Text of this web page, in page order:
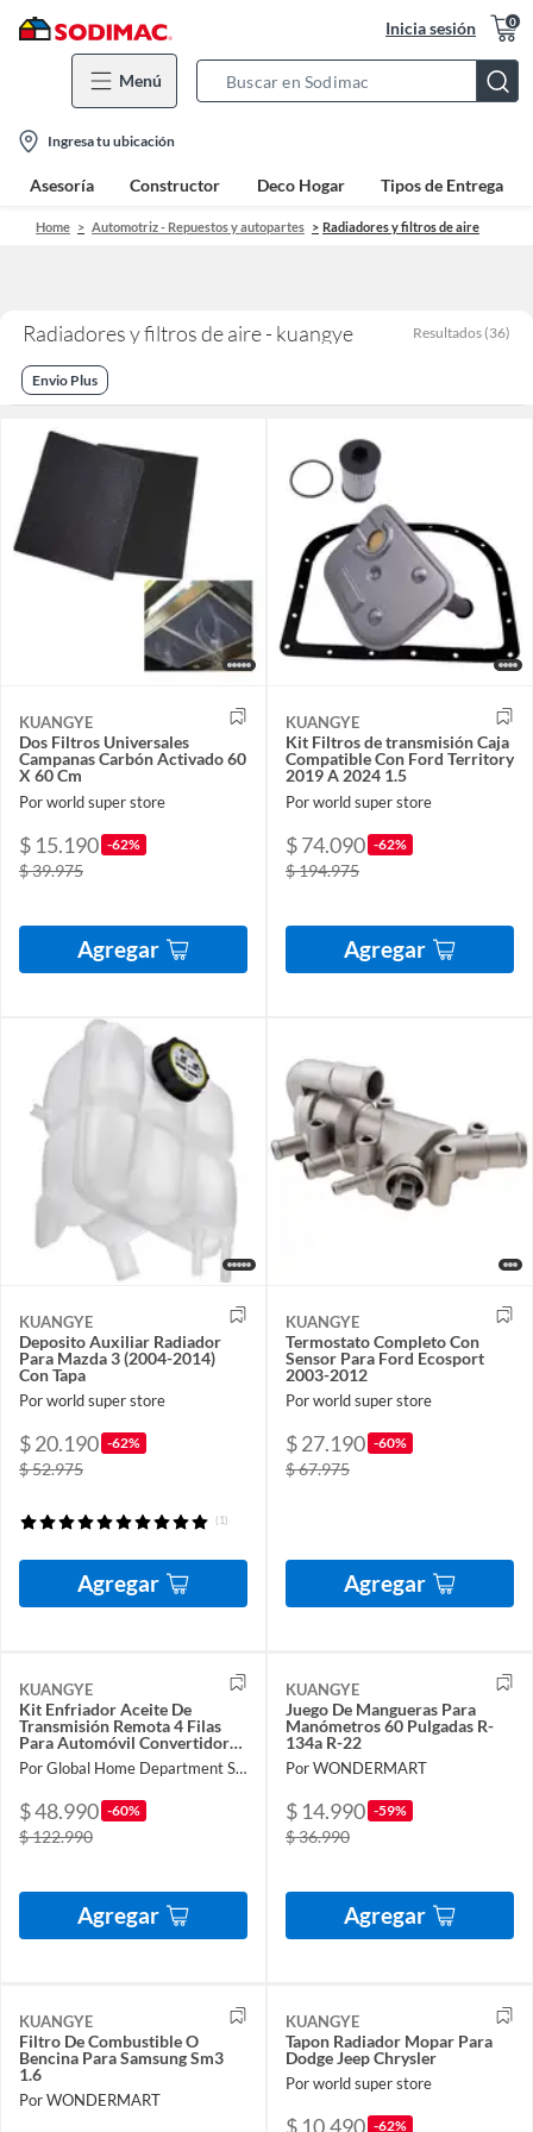
Inicia sesión 0
Menú
Bar
location-
icon
Ingresa tu ubicación
Asesoría Constructor Deco Hogar Tipos de Entrega
Home Automotriz - Repuestos y autopartes Radiadores y filtros de aire
Radiadores y filtros de aire - kuangye Resultados (36)
Envio Plus
KUANGYE
Dos Filtros Universales
Campanas Carbón Activado 60
X 60 Cm
Por world super store
$ 15.190 -62%
$ 39.975
Agregar
KUANGYE
Kit Filtros de transmisión Caja
Compatible Con Ford Territory
2019 A 2024 1.5
Por world super store
$ 74.090 -62%
$ 194.975
Agregar
KUANGYE
Deposito Auxiliar Radiador
Para Mazda 3 (2004-2014)
Con Tapa
Por world super store
$ 20.190 -62%
$ 52.975
(1)
Agregar
KUANGYE
Termostato Completo Con
Sensor Para Ford Ecosport
2003-2012
Por world super store
$ 27.190 -60%
$ 67.975
Agregar
KUANGYE
Kit Enfriador Aceite De
Transmisión Remota 4 Filas
Para Automóvil Convertidor
Radiador Automanual
Por Global Home Department Store
$ 48.990 -60%
$ 122.990
Agregar
KUANGYE
Juego De Mangueras Para
Manómetros 60 Pulgadas R-
134a R-22
Por WONDERMART
$ 14.990 -59%
$ 36.990
Agregar
KUANGYE
Filtro De Combustible O
Bencina Para Samsung Sm3
1.6
Por WONDERMART
KUANGYE
Tapon Radiador Mopar Para
Dodge Jeep Chrysler
Por world super store
$ 10.490 -62%